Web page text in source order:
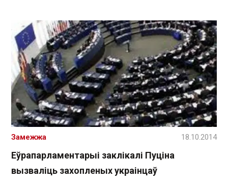
Еўрапарламентарыі заклікалі Пуціна
вызваліць захопленых украінцаў
Замежжа 18.10.2014